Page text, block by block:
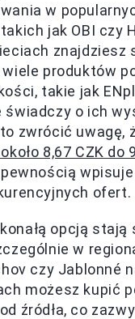
w
jak OBI czy
znajdziesz
produktów
takie jak
świadczy o ich
zwrócić uwagę,
8,67 CZK do
pewnością
ofert.
opcją stają
w
czy Jablonné
możesz kupić
źródła, co